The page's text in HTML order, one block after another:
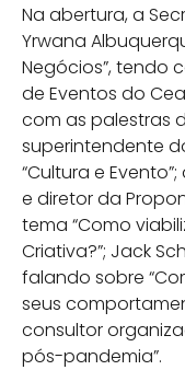
Na abertura, a
Yrwana
Negócios”, tendo
de Eventos do
com as palestras
superintendente
“Cultura e
e diretor da
tema “Como
Criativa?”; Jack
falando sobre
seus
consultor
pós-pandemia”.